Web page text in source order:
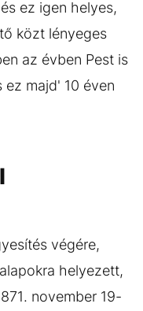
ez igen helyes,
közt lényeges
az évben Pest is
ez majd' 10 éven
végére,
helyezett,
november 19-